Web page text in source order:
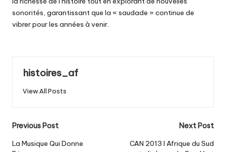
sonorités, garantissant que la « saudade » continue de
vibrer pour les années à venir.
histoires_af
View All Posts
Post
navigation
Previous Post
La Musique Qui Donne
Next Post
CAN 2013 l Afrique du Sud